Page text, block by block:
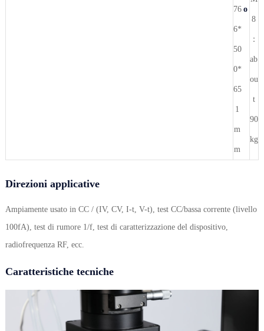
76
6*
50
0*
65
1
m
m
o
8
：
ab
ou
t
90
kg
Direzioni applicative
Ampiamente usato in CC / (IV, CV, I-t, V-t), test CC/bassa corrente (livello
100fA), test di rumore 1/f, test di caratterizzazione del dispositivo,
radiofrequenza RF, ecc.
Caratteristiche tecniche